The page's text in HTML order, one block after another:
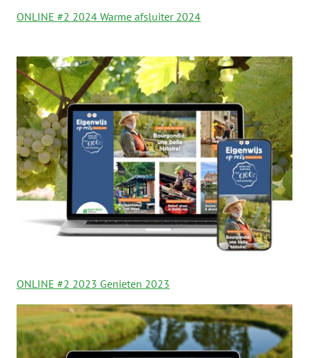
ONLINE #2 2024 Warme afsluiter 2024
ONLINE #2 2023 Genieten 2023